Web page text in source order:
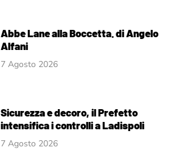
Abbe Lane alla Boccetta. di Angelo
Alfani
7 Agosto 2026
Sicurezza e decoro, il Prefetto
intensifica i controlli a Ladispoli
7 Agosto 2026